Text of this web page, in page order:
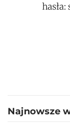
hasła:
Najnowsze